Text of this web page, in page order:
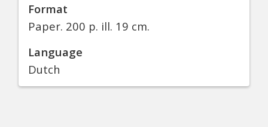
Format
Paper. 200 p. ill. 19 cm.
Language
Dutch